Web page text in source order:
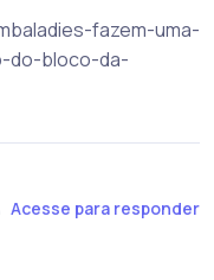
fazem-uma-
do-bloco-da-
Acesse para responder